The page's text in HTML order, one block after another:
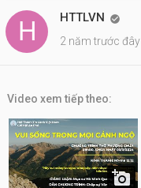
HTTLVN 
2 năm trước đây
Video xem tiếp theo:
